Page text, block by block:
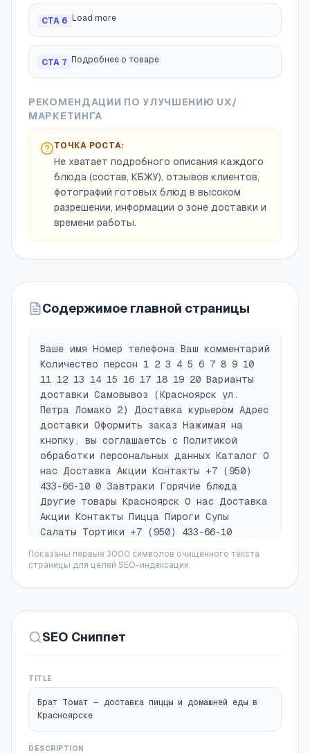
CTA 6 Load more
CTA 7 Подробнее о товаре
РЕКОМЕНДАЦИИ ПО УЛУЧШЕНИЮ UX/
МАРКЕТИНГА
ТОЧКА РОСТА:
Не хватает подробного описания каждого
блюда (состав, КБЖУ), отзывов клиентов,
фотографий готовых блюд в высоком
разрешении, информации о зоне доставки и
времени работы.
Содержимое главной страницы
Ваше имя Номер телефона Ваш комментарий
Количество персон 1 2 3 4 5 6 7 8 9 10
11 12 13 14 15 16 17 18 19 20 Варианты
доставки Самовывоз (Красноярск ул.
Петра Ломако 2) Доставка курьером Адрес
доставки Оформить заказ Нажимая на
кнопку, вы соглашаетсь с Политикой
обработки персональных данных Каталог О
нас Доставка Акции Контакты +7 (950)
433-66-10 0 Завтраки Горячие блюда
Другие товары Красноярск О нас Доставка
Акции Контакты Пицца Пироги Супы
Салаты Тортики +7 (950) 433-66-10
Горячие блюда Салаты Тортики Пицца 0
Тортики Другое Пиццы Супы Завтраки
заказывают Добавить в корзину Load more
Подробнее о товаре Добавить в корзину
Пикантная пепперони, моцарелла, томаты,
томатный Пицца Пепперони Выбрать 1300
Пицца Добавить в корзину Load more
Показаны первые 3000 символов очищенного текста
страницы для целей SEO-индексации.
SEO Сниппет
TITLE
Брат Томат — доставка пиццы и домашней еды в
Красноярске
DESCRIPTION